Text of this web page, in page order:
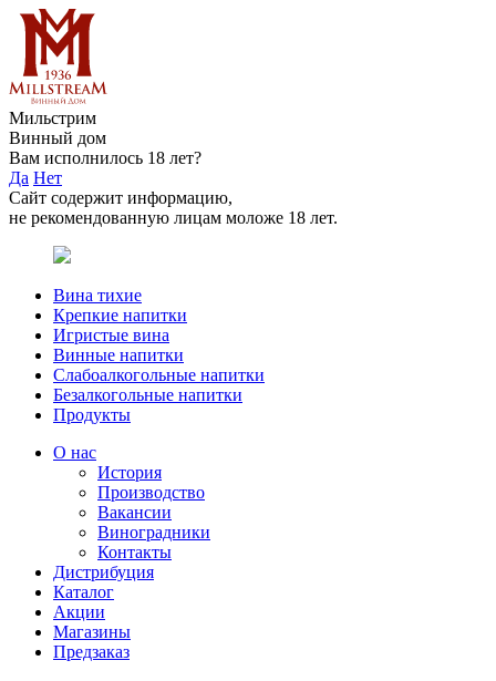
Мильстрим
Винный дом
Вам исполнилось 18 лет?
Да Нет
Сайт содержит информацию,
не рекомендованную лицам моложе 18 лет.
Вина тихие
Крепкие напитки
Игристые вина
Винные напитки
Слабоалкогольные напитки
Безалкогольные напитки
Продукты
О нас
История
Производство
Вакансии
Виноградники
Контакты
Дистрибуция
Каталог
Акции
Магазины
Предзаказ